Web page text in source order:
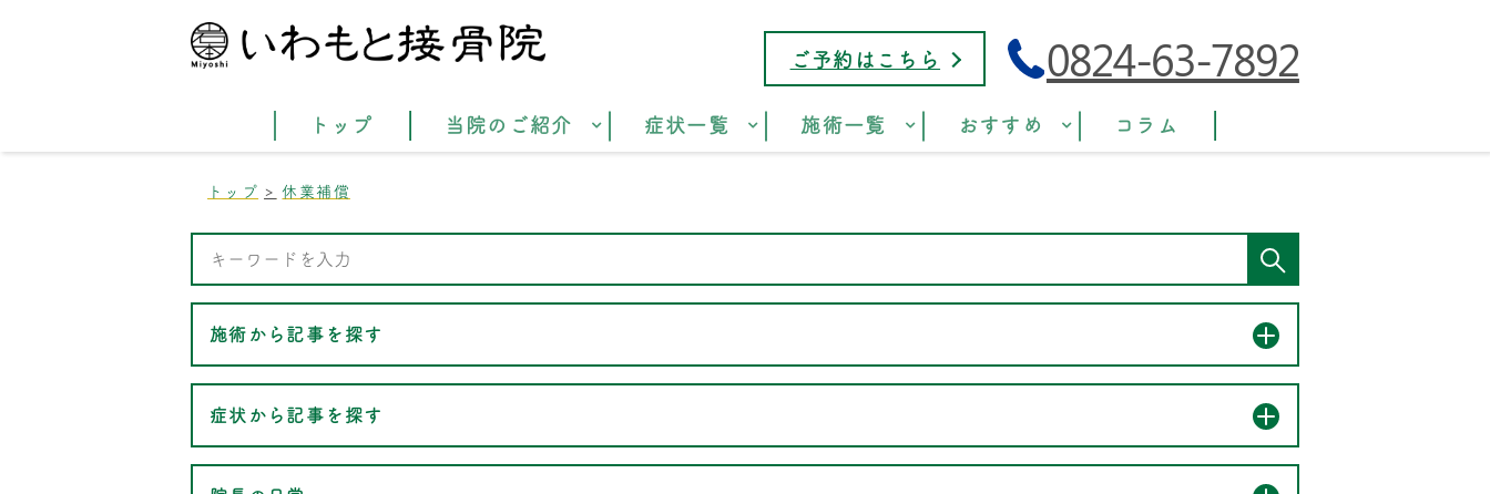
ご予約はこちら 0824-63-7892
トップ 当院のご紹介 症状一覧 施術一覧 おすすめ コラム
トップ 休業補償
施術から記事を探す
症状から記事を探す